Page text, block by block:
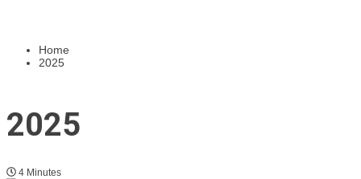
Home
2025
2025
4 Minutes